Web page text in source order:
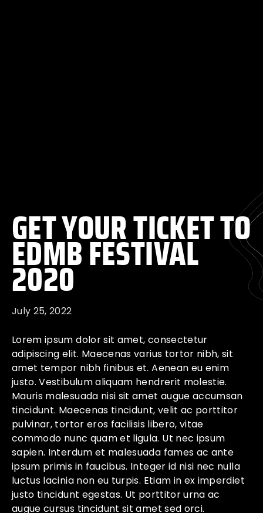
GET YOUR TICKET TO
EDMB FESTIVAL
2020
July 25, 2022
Lorem ipsum dolor sit amet, consectetur
adipiscing elit. Maecenas varius tortor nibh, sit
amet tempor nibh finibus et. Aenean eu enim
justo. Vestibulum aliquam hendrerit molestie.
Mauris malesuada nisi sit amet augue accumsan
tincidunt. Maecenas tincidunt, velit ac porttitor
pulvinar, tortor eros facilisis libero, vitae
commodo nunc quam et ligula. Ut nec ipsum
sapien. Interdum et malesuada fames ac ante
ipsum primis in faucibus. Integer id nisi nec nulla
luctus lacinia non eu turpis. Etiam in ex imperdiet
justo tincidunt egestas. Ut porttitor urna ac
augue cursus tincidunt sit amet sed orci.